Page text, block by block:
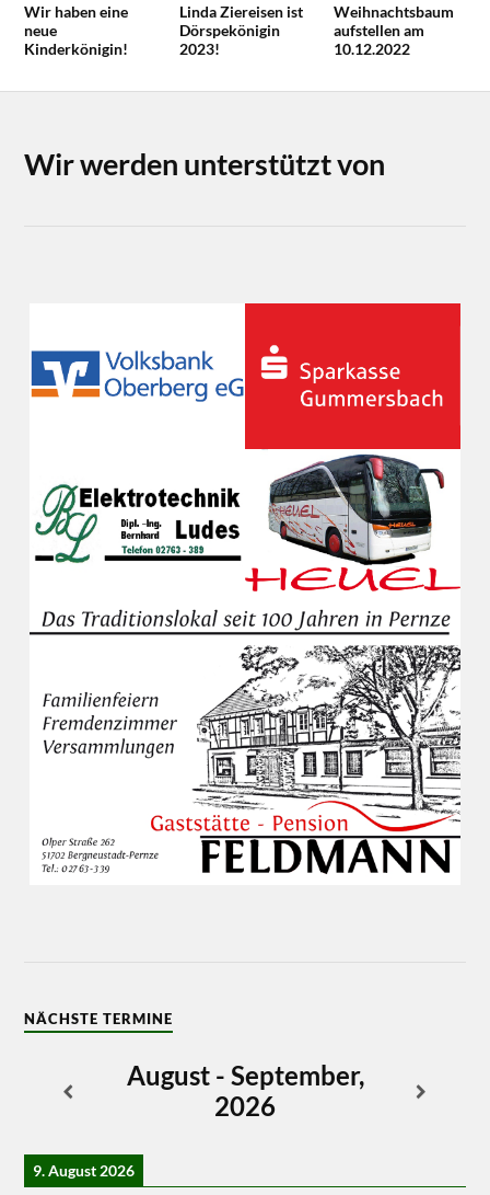
Wir haben eine
neue
Kinderkönigin!
Linda Ziereisen ist
Dörspekönigin
2023!
Weihnachtsbaum
aufstellen am
10.12.2022
Wir werden unterstützt von
NÄCHSTE TERMINE
August - September,
2026
9. August 2026